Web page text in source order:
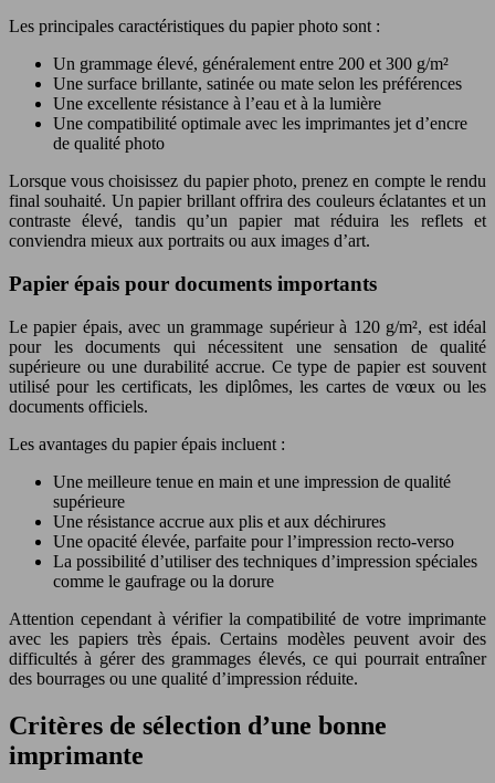
Les principales caractéristiques du papier photo sont :
Un grammage élevé, généralement entre 200 et 300 g/m²
Une surface brillante, satinée ou mate selon les préférences
Une excellente résistance à l’eau et à la lumière
Une compatibilité optimale avec les imprimantes jet d’encre
de qualité photo
Lorsque vous choisissez du papier photo, prenez en compte le rendu
final souhaité. Un papier brillant offrira des couleurs éclatantes et un
contraste élevé, tandis qu’un papier mat réduira les reflets et
conviendra mieux aux portraits ou aux images d’art.
Papier épais pour documents importants
Le papier épais, avec un grammage supérieur à 120 g/m², est idéal
pour les documents qui nécessitent une sensation de qualité
supérieure ou une durabilité accrue. Ce type de papier est souvent
utilisé pour les certificats, les diplômes, les cartes de vœux ou les
documents officiels.
Les avantages du papier épais incluent :
Une meilleure tenue en main et une impression de qualité
supérieure
Une résistance accrue aux plis et aux déchirures
Une opacité élevée, parfaite pour l’impression recto-verso
La possibilité d’utiliser des techniques d’impression spéciales
comme le gaufrage ou la dorure
Attention cependant à vérifier la compatibilité de votre imprimante
avec les papiers très épais. Certains modèles peuvent avoir des
difficultés à gérer des grammages élevés, ce qui pourrait entraîner
des bourrages ou une qualité d’impression réduite.
Critères de sélection d’une bonne
imprimante